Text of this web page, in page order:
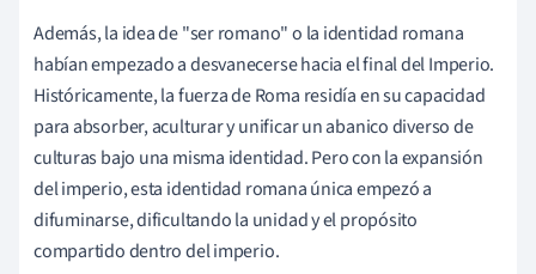
Además, la idea de "ser romano" o la identidad romana
habían empezado a desvanecerse hacia el final del Imperio.
Históricamente, la fuerza de Roma residía en su capacidad
para absorber, aculturar y unificar un abanico diverso de
culturas bajo una misma identidad. Pero con la expansión
del imperio, esta identidad romana única empezó a
difuminarse, dificultando la unidad y el propósito
compartido dentro del imperio.